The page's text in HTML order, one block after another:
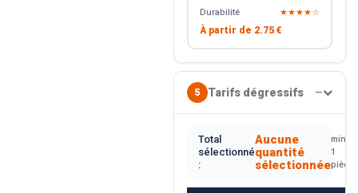
Durabilité
★★★★☆
À partir de 2.75 €
5 Tarifs dégressifs —
Total
sélectionné
:
Aucune
quantité
sélectionnée
min.
1
pièce